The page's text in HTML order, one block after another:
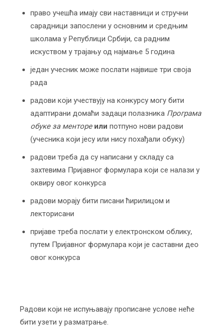
право учешћа имају сви наставници и стручни
сарaдници запослени у основним и средњим
школама у Републици Србији, са радним
искуством у трајању од најмање 5 година
један учесник може послати највише три своја
рада
радови који учествују на конкурсу могу бити
адаптирани домаћи задаци полазника Програма
обуке за менторе или потпуно нови радови
(учесника који јесу или нису похађали обуку)
радови треба да су написани у складу са
захтевима Пријавног формулара који се налази у
оквиру овог конкурса
радови морају бити писани ћирилицом и
лекторисани
пријаве треба послати у електронском облику,
путем Пријавног формулара који је саставни део
овог конкурса
Радови који не испуњавају прописане услове неће
бити узети у разматрање.